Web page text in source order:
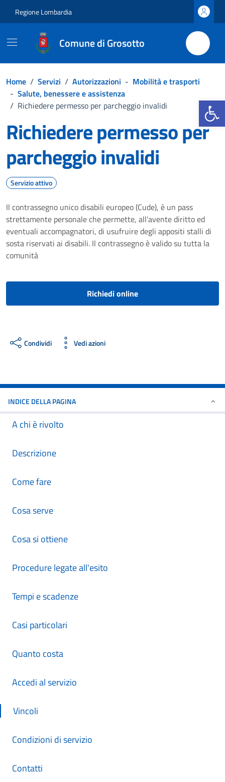
Apri la
Regione Lombardia
Comune di Grosotto
Home / Servizi / Autorizzazioni - Mobilità e trasporti
- Salute, benessere e assistenza
/ Richiedere permesso per parcheggio invalidi
Richiedere permesso per
parcheggio invalidi
Servizio attivo
Il contrassegno unico disabili europeo (Cude), è un pass
strettamente personale che permette, all'avente diritto ed
eventuali accompagnatori, di usufruire degli appositi stalli di
sosta riservati ai disabili. Il contrassegno è valido su tutta la
comunità
Richiedi online
Condividi Vedi azioni
INDICE DELLA PAGINA
A chi è rivolto
Descrizione
Come fare
Cosa serve
Cosa si ottiene
Procedure legate all'esito
Tempi e scadenze
Casi particolari
Quanto costa
Accedi al servizio
Vincoli
Condizioni di servizio
Contatti